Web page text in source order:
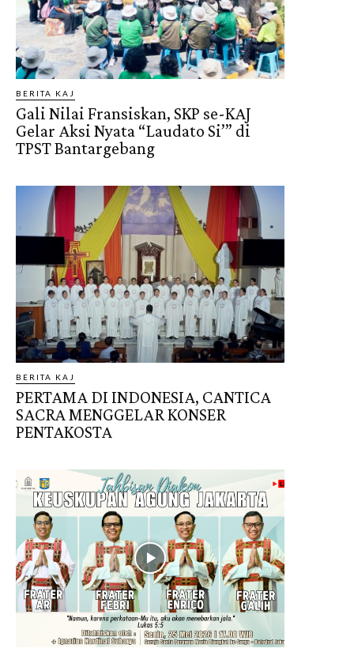
BERITA KAJ
Gali Nilai Fransiskan, SKP se-KAJ
Gelar Aksi Nyata “Laudato Si’” di
TPST Bantargebang
BERITA KAJ
PERTAMA DI INDONESIA, CANTICA
SACRA MENGGELAR KONSER
PENTAKOSTA